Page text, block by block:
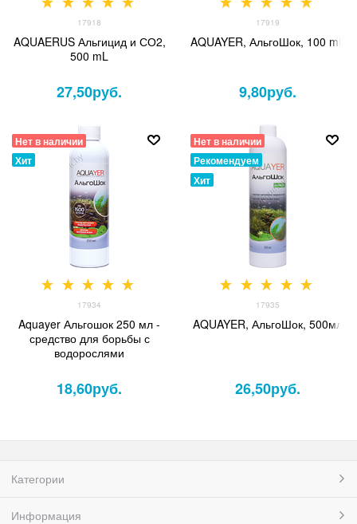
17918
AQUAERUS Альгицид и СО2,
500 mL
27,50руб.
17919
AQUAYER, АльгоШок, 100 mL
9,80руб.
Нет в наличии
Хит
17934
Aquayer Альгошок 250 мл -
средство для борьбы с
водорослями
18,60руб.
Нет в наличии
Рекомендуем
Хит
17935
AQUAYER, АльгоШок, 500мл
26,50руб.
Категории
Информация